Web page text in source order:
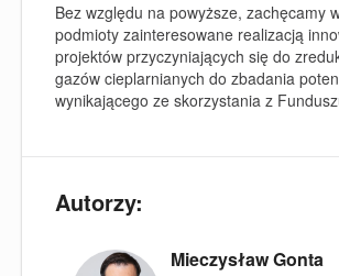
Bez względu na powyższe, zachęcamy
podmioty zainteresowane realizacją
projektów przyczyniających się do
gazów cieplarnianych do zbadania
wynikającego ze skorzystania z
Autorzy:
Mieczysław Gonta